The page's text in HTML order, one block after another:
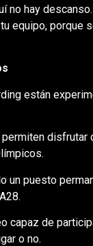
no hay
equipo, porque
están
disfrutar
un puesto
capaz de
o no.